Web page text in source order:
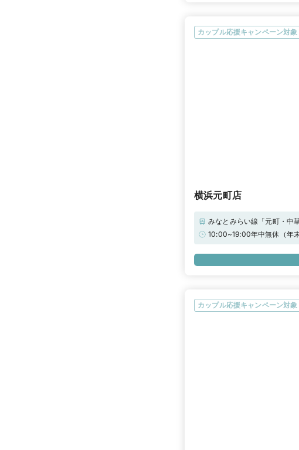
カップル応援キャンペーン対象
横浜元町店
みなとみらい線「元町・中
南口より徒歩8分お車でお
す。（最大2時間分）
10:00~19:00年中無休（年
カップル応援キャンペーン対象